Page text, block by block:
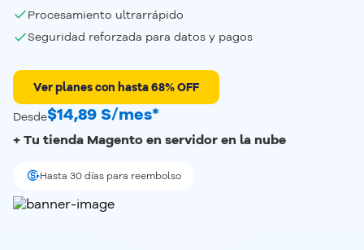
Procesamiento ultrarrápido
Seguridad reforzada para datos y pagos
Ver planes con hasta 68% OFF
Desde$14,89 S/mes*
+ Tu tienda Magento en servidor en la nube
Hasta 30 días para reembolso